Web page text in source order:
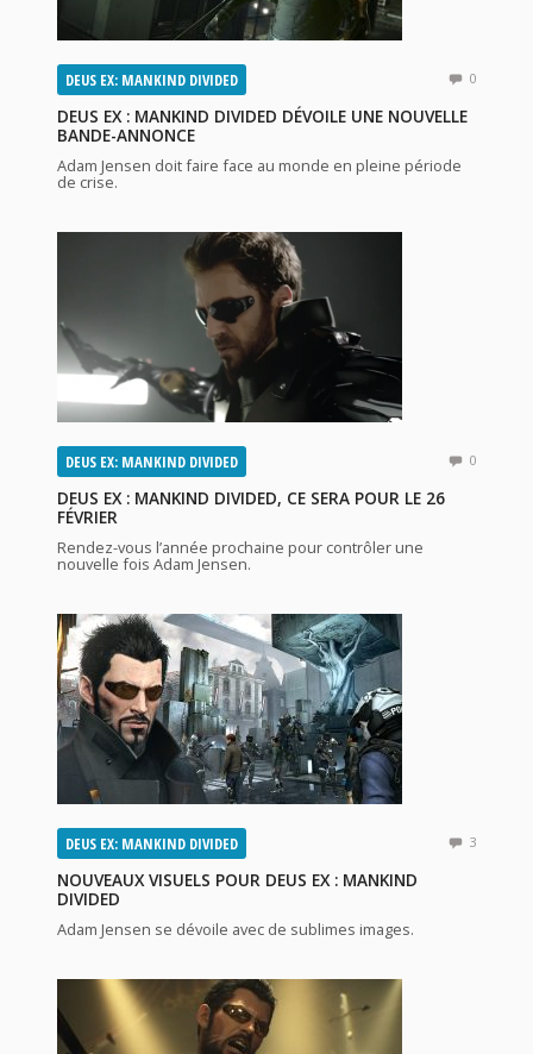
DEUS EX: MANKIND DIVIDED 0
DEUS EX : MANKIND DIVIDED DÉVOILE UNE NOUVELLE
BANDE-ANNONCE
Adam Jensen doit faire face au monde en pleine période
de crise.
DEUS EX: MANKIND DIVIDED 0
DEUS EX : MANKIND DIVIDED, CE SERA POUR LE 26
FÉVRIER
Rendez-vous l’année prochaine pour contrôler une
nouvelle fois Adam Jensen.
DEUS EX: MANKIND DIVIDED 3
NOUVEAUX VISUELS POUR DEUS EX : MANKIND
DIVIDED
Adam Jensen se dévoile avec de sublimes images.